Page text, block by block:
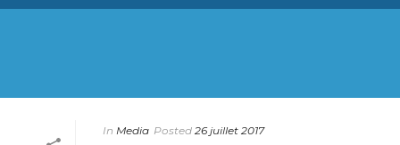
In Media Posted 26 juillet 2017